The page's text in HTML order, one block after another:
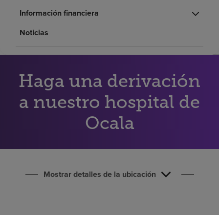
Acerca de nosotros
Inversores
Información financiera
Noticias
Haga una derivación
a nuestro hospital de
Ocala
Mostrar detalles de la ubicación